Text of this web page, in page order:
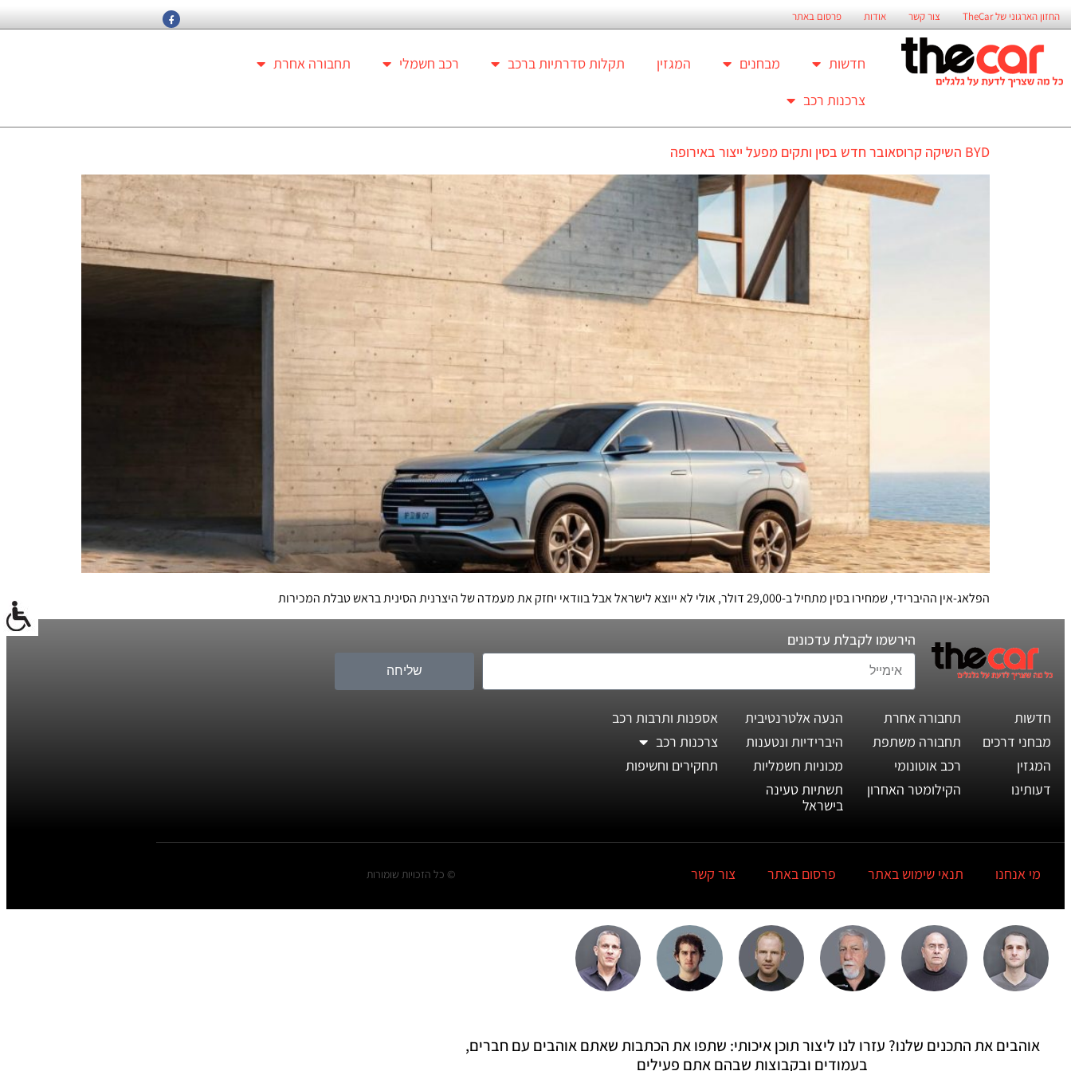
החזון הארגוני של TheCar צור קשר אודות פרסום באתר
חדשות מבחנים המגזין תקלות סדרתיות ברכב רכב חשמלי
תחבורה אחרת
צרכנות רכב
BYD השיקה קרוסאובר חדש בסין ותקים מפעל ייצור באירופה
הפלאג-אין ההיברידי, שמחירו בסין מתחיל ב-29,000 דולר, אולי לא ייוצא לישראל אבל בוודאי יחזק את מעמדה של היצרנית הסינית בראש טבלת המכירות
הירשמו לקבלת עדכונים
שליחה
חדשות
מבחני דרכים
המגזין
דעותינו
תחבורה אחרת
תחבורה משתפת
רכב אוטונומי
הקילומטר האחרון
הנעה אלטרנטיבית
היברידיות ונטענות
מכוניות חשמליות
תשתיות טעינה
בישראל
אספנות ותרבות רכב
צרכנות רכב
תחקירים וחשיפות
מי אנחנו תנאי שימוש באתר פרסום באתר צור קשר © כל הזכויות שומורות
אוהבים את התכנים שלנו? עזרו לנו ליצור תוכן איכותי: שתפו את הכתבות שאתם אוהבים עם חברים,
בעמודים ובקבוצות שבהם אתם פעילים